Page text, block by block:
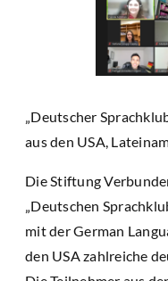
„Deutscher
aus den USA,
Die Stiftung
„Deutschen
mit der German
den USA zahlreiche